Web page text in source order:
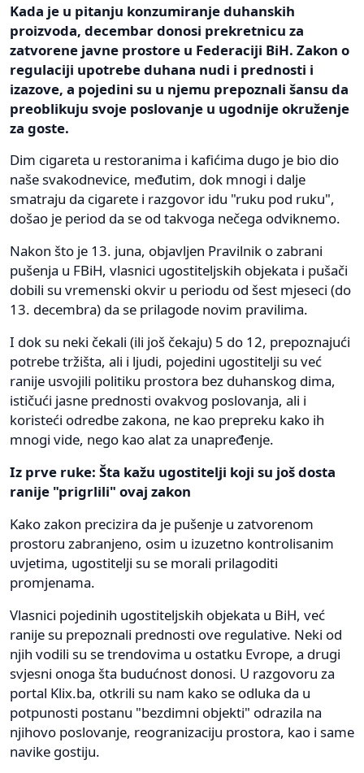
Kada je u pitanju konzumiranje duhanskih
proizvoda, decembar donosi prekretnicu za
zatvorene javne prostore u Federaciji BiH. Zakon o
regulaciji upotrebe duhana nudi i prednosti i
izazove, a pojedini su u njemu prepoznali šansu da
preoblikuju svoje poslovanje u ugodnije okruženje
za goste.
Dim cigareta u restoranima i kafićima dugo je bio dio
naše svakodnevice, međutim, dok mnogi i dalje
smatraju da cigarete i razgovor idu "ruku pod ruku",
došao je period da se od takvoga nečega odviknemo.
Nakon što je 13. juna, objavljen Pravilnik o zabrani
pušenja u FBiH, vlasnici ugostiteljskih objekata i pušači
dobili su vremenski okvir u periodu od šest mjeseci (do
13. decembra) da se prilagode novim pravilima.
I dok su neki čekali (ili još čekaju) 5 do 12, prepoznajući
potrebe tržišta, ali i ljudi, pojedini ugostitelji su već
ranije usvojili politiku prostora bez duhanskog dima,
ističući jasne prednosti ovakvog poslovanja, ali i
koristeći odredbe zakona, ne kao prepreku kako ih
mnogi vide, nego kao alat za unapređenje.
Iz prve ruke: Šta kažu ugostitelji koji su još dosta
ranije "prigrlili" ovaj zakon
Kako zakon precizira da je pušenje u zatvorenom
prostoru zabranjeno, osim u izuzetno kontrolisanim
uvjetima, ugostitelji su se morali prilagoditi
promjenama.
Vlasnici pojedinih ugostiteljskih objekata u BiH, već
ranije su prepoznali prednosti ove regulative. Neki od
njih vodili su se trendovima u ostatku Evrope, a drugi
svjesni onoga šta budućnost donosi. U razgovoru za
portal Klix.ba, otkrili su nam kako se odluka da u
potpunosti postanu "bezdimni objekti" odrazila na
njihovo poslovanje, reogranizaciju prostora, kao i same
navike gostiju.